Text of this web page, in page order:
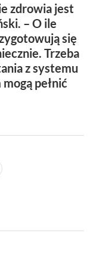
zdrowia jest
– O ile
się
Trzeba
z systemu
pełnić